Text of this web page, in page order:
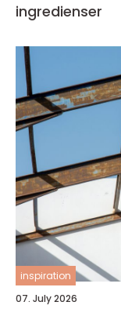
ingredienser
inspiration
07. July 2026